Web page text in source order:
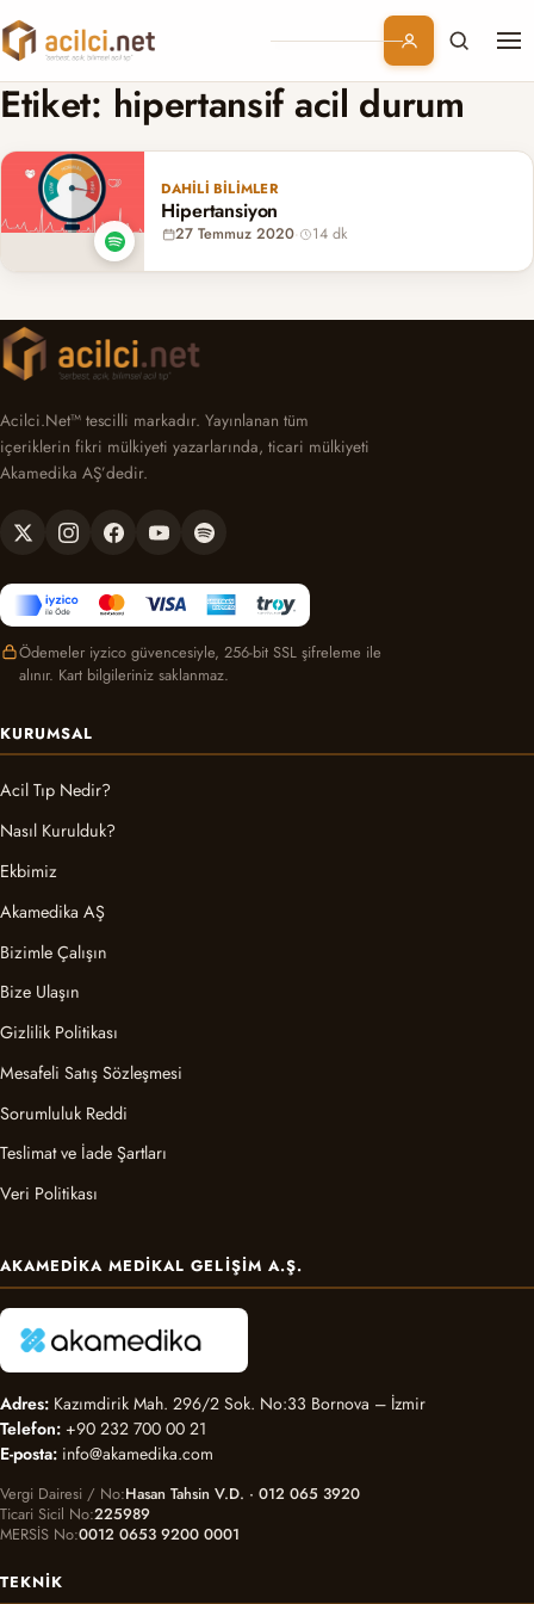
Branşlar
Konular
Etiket: hipertansif acil durum
DAHILI BILIMLER
Hipertansiyon
27 Temmuz 2020· 14 dk
Acilci.Net™ tescilli markadır. Yayınlanan tüm
içeriklerin fikri mülkiyeti yazarlarında, ticari mülkiyeti
Akamedika AŞ’dedir.
Ödemeler iyzico güvencesiyle, 256-bit SSL şifreleme ile
alınır. Kart bilgileriniz saklanmaz.
KURUMSAL
Acil Tıp Nedir?
Nasıl Kurulduk?
Ekbimiz
Akamedika AŞ
Bizimle Çalışın
Bize Ulaşın
Gizlilik Politikası
Mesafeli Satış Sözleşmesi
Sorumluluk Reddi
Teslimat ve İade Şartları
Veri Politikası
AKAMEDIKA MEDIKAL GELIŞIM A.Ş.
Adres: Kazımdirik Mah. 296/2 Sok. No:33 Bornova – İzmir
Telefon: +90 232 700 00 21
E-posta: info@akamedika.com
Vergi Dairesi / No Hasan Tahsin V.D. · 012 065 3920
Ticari Sicil No 225989
MERSİS No 0012 0653 9200 0001
TEKNIK